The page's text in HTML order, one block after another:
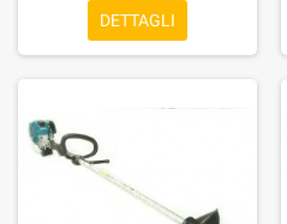
DETTAGLI